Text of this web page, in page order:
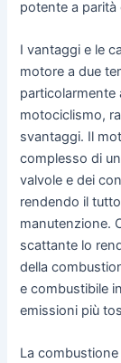
potente a parità
I vantaggi e le
motore a due
motociclismo,
svantaggi. Il
complesso di
valvole e dei
rendendo il
manutenzione.
scattante lo
della
e combustibile
emissioni più
La